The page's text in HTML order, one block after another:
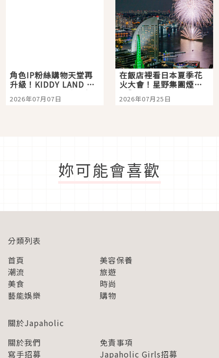
角色IP粉絲購物天堂再
升級！KIDDY LAND 原
宿店吉伊卡哇迎客，新
開幕 OMOKADO 店3分
2026年07月07日
在飯店裡看日本夏季花
火大會！星野集團煙火
景觀飯店6選，讓你不用
人擠人悠閒欣賞
2026年07月25日
妳可能會喜歡
分類列表
首頁
美容保養
潮流
旅遊
美食
時尚
藝能娛樂
購物
關於Japaholic
關於我們
免責事項
寫手招募
Japaholic Girls招募